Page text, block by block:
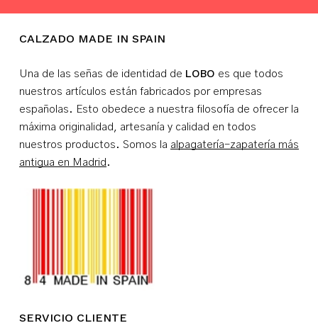
CALZADO MADE IN SPAIN
Una de las señas de identidad de LOBO es que todos
nuestros artículos están fabricados por empresas
españolas. Esto obedece a nuestra filosofía de ofrecer la
máxima originalidad, artesanía y calidad en todos
nuestros productos. Somos la alpagatería-zapatería más
antigua en Madrid .
SERVICIO CLIENTE